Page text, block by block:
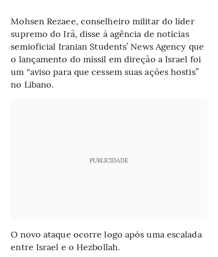
Mohsen Rezaee, conselheiro militar do líder
supremo do Irã, disse à agência de notícias
semioficial Iranian Students’ News Agency que
o lançamento do míssil em direção a Israel foi
um “aviso para que cessem suas ações hostis”
no Líbano.
PUBLICIDADE
O novo ataque ocorre logo após uma escalada
entre Israel e o Hezbollah.